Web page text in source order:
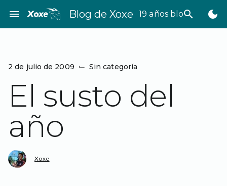
contenido
menu Blog de Xoxe 19 años bloggeando
search dark_mode
2 de julio de 2009 ⌙ Sin categoría
El susto del
año
Xoxe